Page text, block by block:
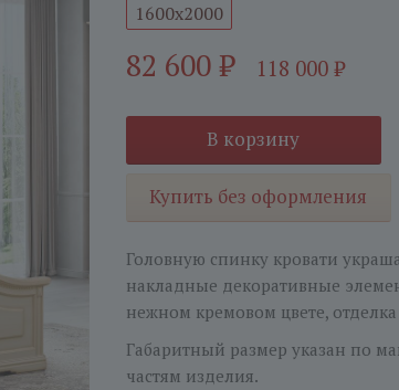
1600x2000
82 600₽ 118 000₽
В корзину
Купить без оформления
Головную спинку кровати
накладные декоративные
нежном кремовом цвете,
Габаритный размер указан по
частям изделия.